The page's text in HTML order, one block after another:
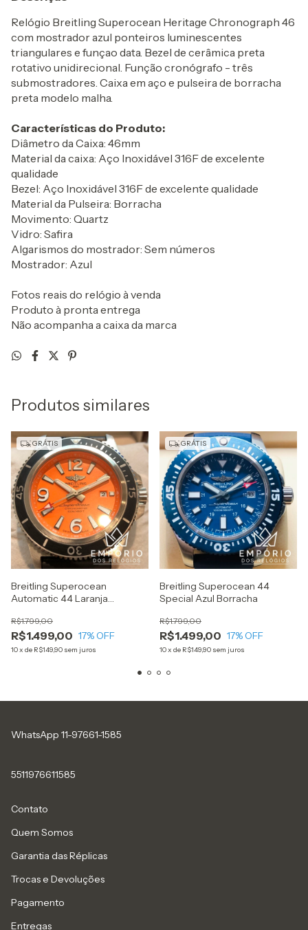
Relógio Breitling Superocean Heritage Chronograph 46
com mostrador azul ponteiros luminescentes
triangulares e funçao data. Bezel de cerâmica preta
rotativo unidirecional. Função cronógrafo - três
submostradores. Caixa em aço e pulseira de borracha
preta modelo malha.
Características do Produto:
Diâmetro da Caixa: 46mm
Material da caixa: Aço Inoxidável 316F de excelente
qualidade
Bezel: Aço Inoxidável 316F de excelente qualidade
Material da Pulseira: Borracha
Movimento: Quartz
Vidro: Safira
Algarismos do mostrador: Sem números
Mostrador: Azul
Fotos reais do relógio à venda
Produto à pronta entrega
Não acompanha a caixa da marca
Produtos similares
GRÁTIS
Breitling Superocean
Automatic 44 Laranja
R$1.499,00
R$1.799,00
17% OFF
10x de R$149,90 sem juros
GRÁTIS
Breitling Superocean 44
Special Azul Borracha
R$1.499,00
R$1.799,00
17% OFF
10x de R$149,90 sem juros
WhatsApp 11-97661-1585
5511976611585
Contato
Quem Somos
Garantia das Réplicas
Trocas e Devoluções
Pagamento
Entregas